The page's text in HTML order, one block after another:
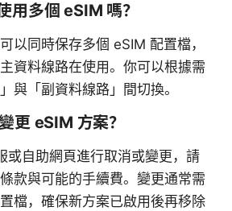
用多個 eSIM 嗎？
以同時保存多個 eSIM 配置檔，
資料線路在使用。你可以根據需
與「副資料線路」間切換。
更 eSIM 方案？
或自助網頁進行取消或變更，請
款與可能的手續費。變更通常需
檔，確保新方案已啟用後再移除